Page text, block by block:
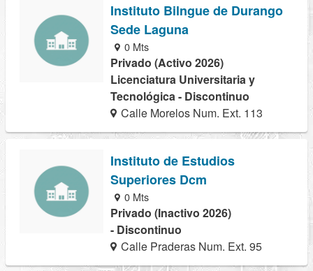
Instituto Bilngue de Durango
Sede Laguna
0 Mts
Privado (Activo 2026)
Licenciatura Universitaria y
Tecnológica - Discontinuo
Calle Morelos Num. Ext. 113
Instituto de Estudios
Superiores Dcm
0 Mts
Privado (Inactivo 2026)
- Discontinuo
Calle Praderas Num. Ext. 95